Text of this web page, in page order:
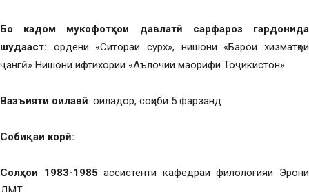
Бо кадом мукофотҳои давлатӣ сарфароз гардонида
шудааст: ордени «Ситораи сурх», нишони «Барои хизматҳои
ҷангӣ» Нишони ифтихории «Аълочии маорифи Тоҷикистон»
Вазъияти оилавӣ: оиладор, соҳиби 5 фарзанд
Собиқаи корӣ:
Солҳои 1983-1985 ассистенти кафедраи филологияи Эрони